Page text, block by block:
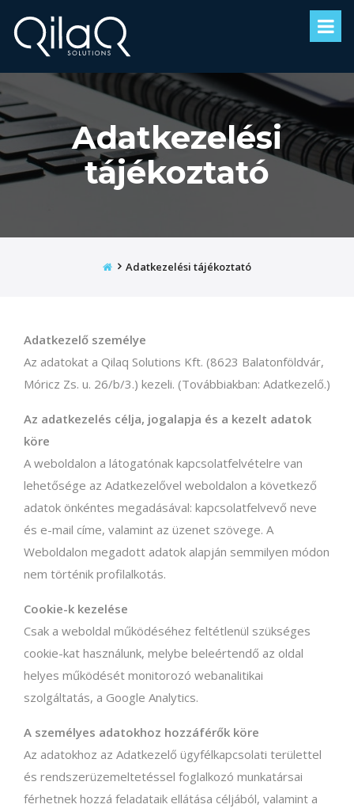
Adatkezelési
tájékoztató
Kezdőoldal
Adatkezelési tájékoztató
Adatkezelő személye
Az adatokat a Qilaq Solutions Kft. (8623 Balatonföldvár,
Móricz Zs. u. 26/b/3.) kezeli. (Továbbiakban: Adatkezelő.)
Az adatkezelés célja, jogalapja és a kezelt adatok
köre
A weboldalon a látogatónak kapcsolatfelvételre van
lehetősége az Adatkezelővel weboldalon a következő
adatok önkéntes megadásával: kapcsolatfelvevő neve
és e-mail címe, valamint az üzenet szövege. A
Weboldalon megadott adatok alapján semmilyen módon
nem történik profilalkotás.
Cookie-k kezelése
Csak a weboldal működéséhez feltétlenül szükséges
cookie-kat használunk, melybe beleértendő az oldal
helyes működését monitorozó webanalitikai
szolgáltatás, a Google Analytics.
A személyes adatokhoz hozzáférők köre
Az adatokhoz az Adatkezelő ügyfélkapcsolati területtel
és rendszerüzemeltetéssel foglalkozó munkatársai
férhetnek hozzá feladataik ellátása céljából, valamint a